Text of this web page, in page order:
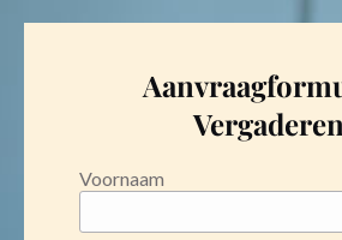
Vergaderen
Voornaam